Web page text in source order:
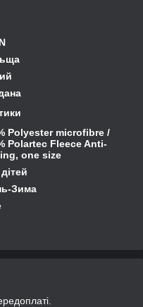
Polyester microfibre /
Polartec Fleece Anti-
one size
Зима